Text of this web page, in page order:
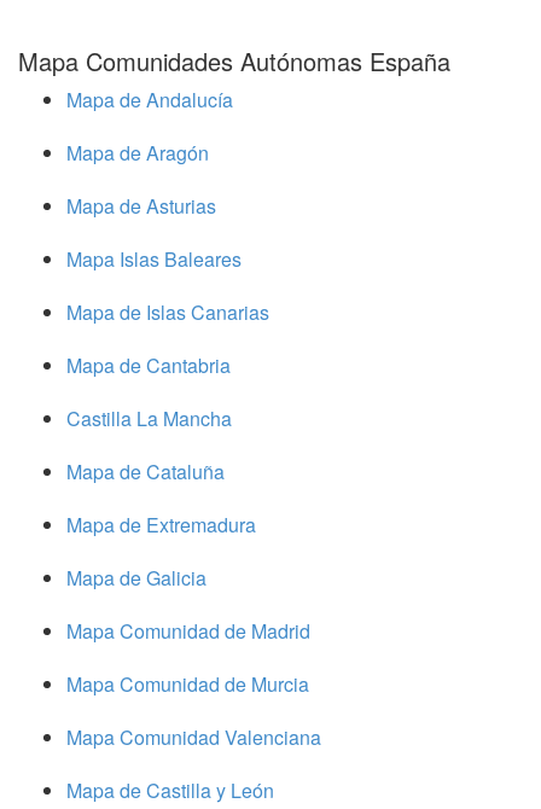
Mapa Comunidades Autónomas España
Mapa de Andalucía
Mapa de Aragón
Mapa de Asturias
Mapa Islas Baleares
Mapa de Islas Canarias
Mapa de Cantabria
Castilla La Mancha
Mapa de Cataluña
Mapa de Extremadura
Mapa de Galicia
Mapa Comunidad de Madrid
Mapa Comunidad de Murcia
Mapa Comunidad Valenciana
Mapa de Castilla y León